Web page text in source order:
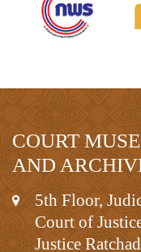
COURT
AND
5th Floor,
Court of
Justice